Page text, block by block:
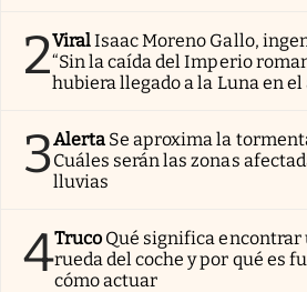
2ViralIsaac Moreno Gallo,
“Sin la caída del Imperio
hubiera llegado a la Luna en el
3Alerta Se aproxima la
Cuáles serán las zonas
lluvias
4Truco Qué significa encontrar
rueda del coche y por qué es
cómo actuar